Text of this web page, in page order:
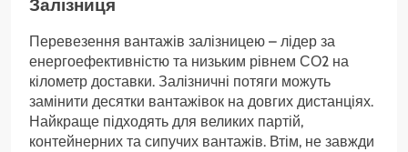
Залізниця
Перевезення вантажів залізницею – лідер за
енергоефективністю та низьким рівнем СО2 на
кілометр доставки. Залізничні потяги можуть
замінити десятки вантажівок на довгих дистанціях.
Найкраще підходять для великих партій,
контейнерних та сипучих вантажів. Втім, не завжди